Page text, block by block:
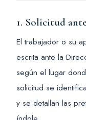
1. Solicitud
El trabajador o su
escrita ante la
según el lugar
solicitud se
y se detallan las